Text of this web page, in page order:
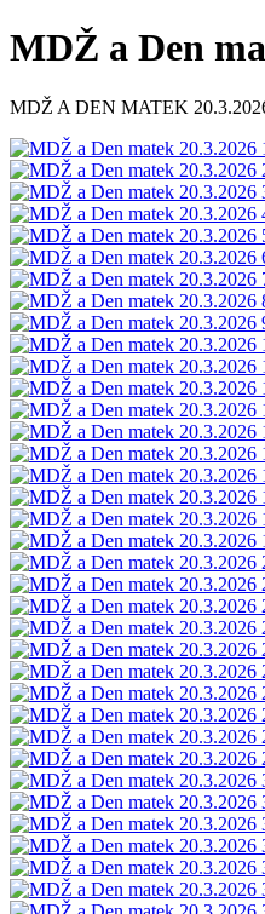
MDŽ a Den
MDŽ A DEN MATEK